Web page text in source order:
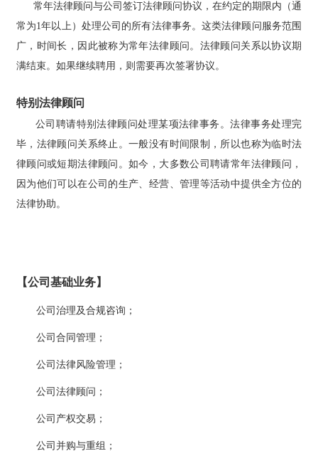
常年法律顾问与公司签订法律顾问协议，在约定的期限内（通
常为1年以上）处理公司的所有法律事务。这类法律顾问服务范围
广，时间长，因此被称为常年法律顾问。法律顾问关系以协议期
满结束。如果继续聘用，则需要再次签署协议。
特别法律顾问
公司聘请特别法律顾问处理某项法律事务。法律事务处理完
毕，法律顾问关系终止。一般没有时间限制，所以也称为临时法
律顾问或短期法律顾问。如今，大多数公司聘请常年法律顾问，
因为他们可以在公司的生产、经营、管理等活动中提供全方位的
法律协助。
【公司基础业务】
公司治理及合规咨询；
公司合同管理；
公司法律风险管理；
公司法律顾问；
公司产权交易；
公司并购与重组；